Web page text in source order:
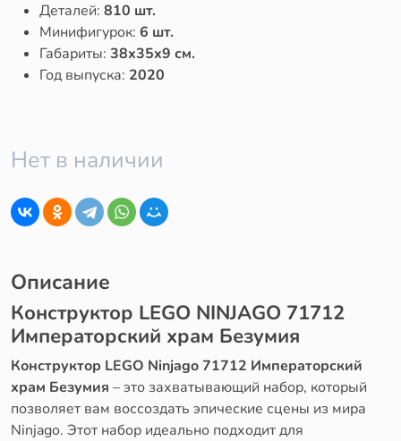
Деталей: 810 шт.
Минифигурок: 6 шт.
Габариты: 38x35x9 см.
Год выпуска: 2020
Нет в наличии
Описание
Конструктор LEGO NINJAGO 71712
Императорский храм Безумия
Конструктор LEGO Ninjago 71712 Императорский
храм Безумия – это захватывающий набор, который
позволяет вам воссоздать эпические сцены из мира
Ninjago. Этот набор идеально подходит для